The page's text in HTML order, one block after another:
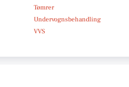
Tømrer
Undervognsbehandling
VVS